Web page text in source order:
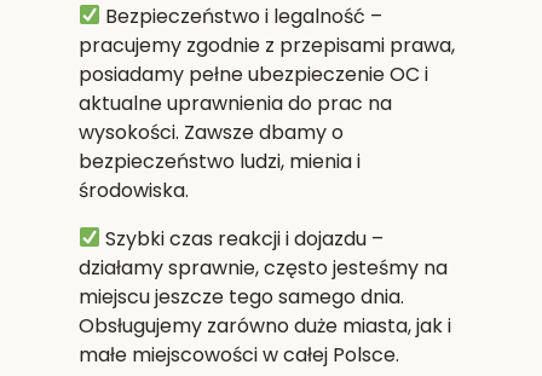
Bezpieczeństwo i legalność –
pracujemy zgodnie z przepisami prawa,
posiadamy pełne ubezpieczenie OC i
aktualne uprawnienia do prac na
wysokości. Zawsze dbamy o
bezpieczeństwo ludzi, mienia i
środowiska.
Szybki czas reakcji i dojazdu–
działamy sprawnie, często jesteśmy na
miejscu jeszcze tego samego dnia.
Obsługujemy zarówno duże miasta, jak i
małe miejscowości w całej Polsce.